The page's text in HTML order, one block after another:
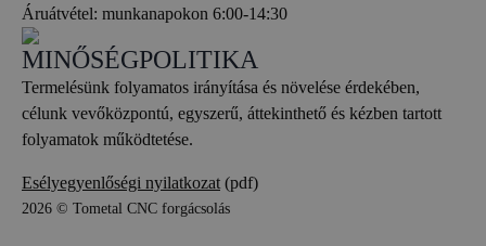
Áruátvétel: munkanapokon 6:00-14:30
MINŐSÉGPOLITIKA
Termelésünk folyamatos irányítása és növelése érdekében,
célunk vevőközpontú, egyszerű, áttekinthető és kézben tartott
folyamatok működtetése.
Esélyegyenlőségi nyilatkozat (pdf)
2026 © Tometal CNC forgácsolás